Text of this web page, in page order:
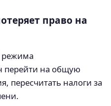
право на
режима
перейти на общую
пересчитать налоги за